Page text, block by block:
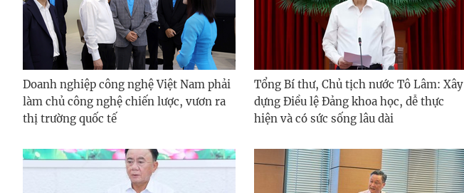
Doanh nghiệp công nghệ Việt Nam phải
làm chủ công nghệ chiến lược, vươn ra
thị trường quốc tế
Tổng Bí thư, Chủ tịch nước Tô Lâm: Xây
dựng Điều lệ Đảng khoa học, dễ thực
hiện và có sức sống lâu dài